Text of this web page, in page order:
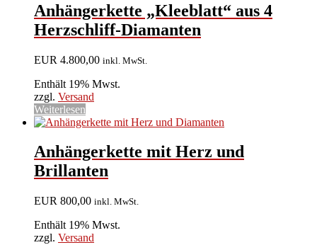
Anhängerkette „Kleeblatt“ aus 4
Herzschliff-Diamanten
EUR 4.800,00 inkl. MwSt.
Enthält 19% Mwst.
zzgl. Versand
Weiterlesen
Anhängerkette mit Herz und
Brillanten
EUR 800,00 inkl. MwSt.
Enthält 19% Mwst.
zzgl. Versand